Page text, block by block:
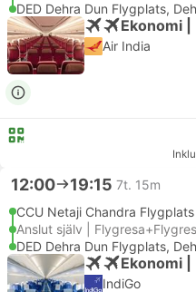
DED Dehra Dun Flygplats,
Ekonomi
Air India
12:00 19:15 7t. 15m
CCU Netaji Chandra Flygplats
Anslut själv |
DED Dehra Dun Flygplats,
Ekonomi
IndiGo